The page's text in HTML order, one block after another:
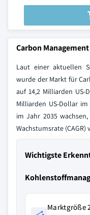
Carbon
Laut einer aktuellen
wurde der Markt für
auf 14,2 Milliarden US-
Milliarden US-Dollar
im Jahr 2035
Wachstumsrate (CAGR)
Wichtigste
Marktgröße